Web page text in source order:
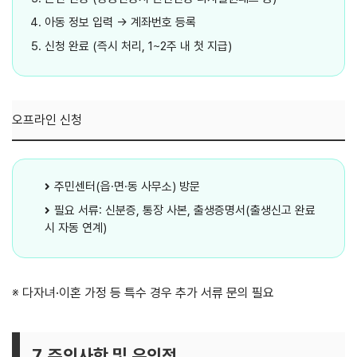
아동 정보 입력 → 계좌번호 등록
신청 완료 (즉시 처리, 1~2주 내 첫 지급)
오프라인 신청
주민센터(읍·면·동 사무소) 방문
필요 서류: 신분증, 통장 사본, 출생증명서(출생신고 완료
시 자동 연계)
※ 다자녀·이혼 가정 등 특수 경우 추가 서류 문의 필요